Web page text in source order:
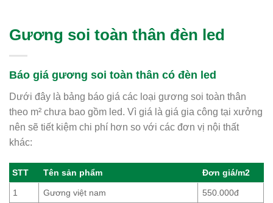
Gương soi toàn thân đèn led
Báo giá gương soi toàn thân có đèn led
Dưới đây là bảng báo giá các loại gương soi toàn thân
theo m² chưa bao gồm led. Vì giá là giá gia công tại xưởng
nên sẽ tiết kiệm chi phí hơn so với các đơn vị nội thất
khác:
STT Tên sản phẩm Đơn giá/m2
1 Gương việt nam 550.000đ